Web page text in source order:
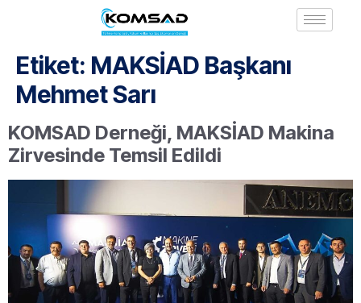
Etiket: MAKSİAD Başkanı
Mehmet Sarı
KOMSAD Derneği, MAKSİAD Makina
Zirvesinde Temsil Edildi